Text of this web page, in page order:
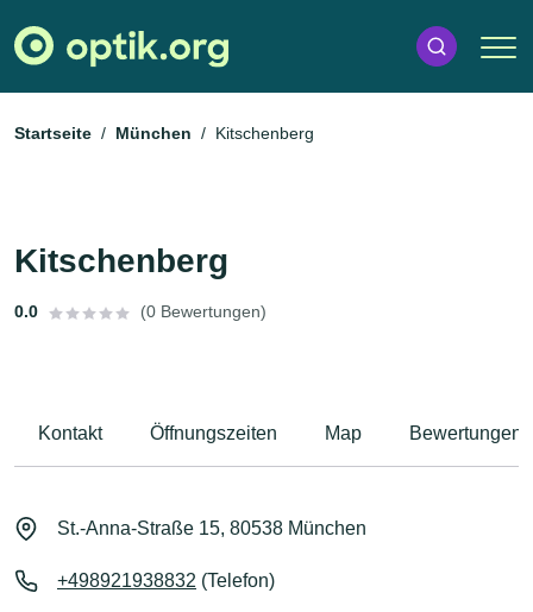
Startseite München Kitschenberg
Kitschenberg
0.0 (0 Bewertungen)
Kontakt Öffnungszeiten Map Bewertungen
St.-Anna-Straße 15, 80538 München
+498921938832 (Telefon)